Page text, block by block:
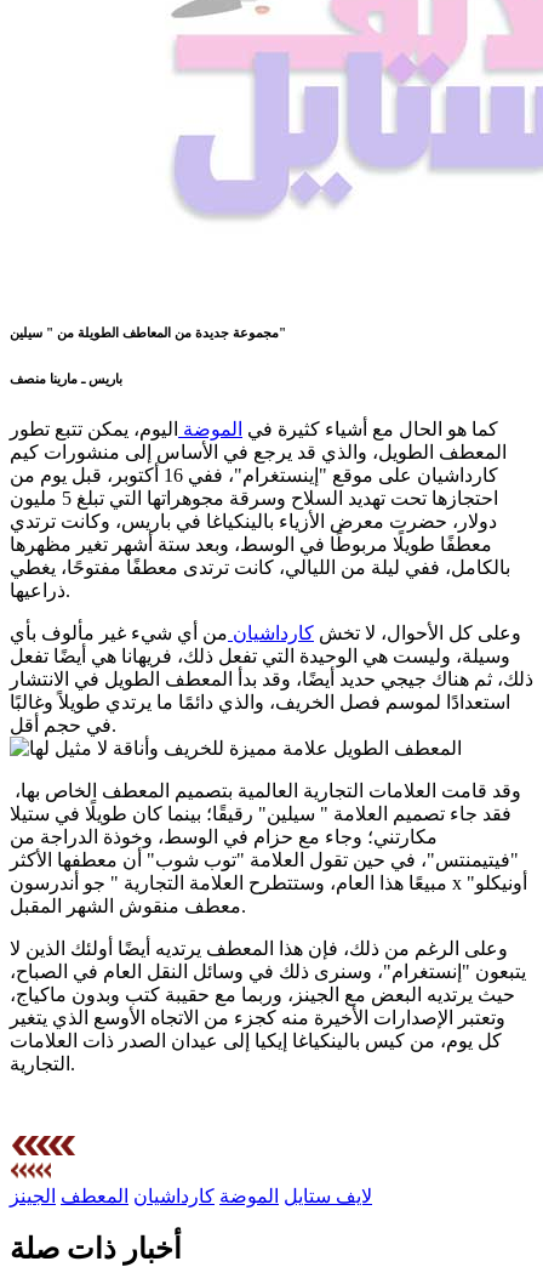
مجموعة جديدة من المعاطف الطويلة من " سيلين"
باريس ـ مارينا منصف
كما هو الحال مع أشياء كثيرة في الموضة اليوم، يمكن تتبع تطور
المعطف الطويل، والذي قد يرجع في الأساس إلى منشورات كيم
كارداشيان على موقع "إينستغرام"، ففي 16 أكتوبر، قبل يوم من
احتجازها تحت تهديد السلاح وسرقة مجوهراتها التي تبلغ 5 مليون
دولار، حضرت معرض الأزياء بالينكياغا في باريس، وكانت ترتدي
معطفًا طويلًا مربوطًا في الوسط، وبعد ستة أشهر تغير مظهرها
بالكامل، ففي ليلة من الليالي، كانت ترتدى معطفًا مفتوحًا، يغطي
ذراعيها.
وعلى كل الأحوال، لا تخش كارداشيان من أي شيء غير مألوف بأي
وسيلة، وليست هي الوحيدة التي تفعل ذلك، فريهانا هي أيضًا تفعل
ذلك، ثم هناك جيجي حديد أيضًا، وقد بدأ المعطف الطويل في الانتشار
استعدادًا لموسم فصل الخريف، والذي دائمًا ما يرتدي طويلاً وغالبًا
في حجم أقل.
فقد جاء تصميم العلامة " سيلين" رقيقًا؛ بينما كان طويلًا في ستيلا
مكارتني؛ وجاء مع حزام في الوسط، وخوذة الدراجة من
"فيتيمنتس"، في حين تقول العلامة "توب شوب" أن معطفها الأكثر
مبيعًا هذا العام، وستتطرح العلامة التجارية " جو أندرسون x أونيكلو"
معطف منقوش الشهر المقبل.
وعلى الرغم من ذلك، فإن هذا المعطف يرتديه أيضًا أولئك الذين لا
يتبعون "إنستغرام"، وسنرى ذلك في وسائل النقل العام في الصباح،
حيث يرتديه البعض مع الجينز، وربما مع حقيبة كتب وبدون ماكياج،
وتعتبر الإصدارات الأخيرة منه كجزء من الاتجاه الأوسع الذي يتغير
كل يوم، من كيس بالينكياغا إيكيا إلى عيدان الصدر ذات العلامات
التجارية.
لايف ستايل الموضة كارداشيان المعطف الجينز
أخبار ذات صلة